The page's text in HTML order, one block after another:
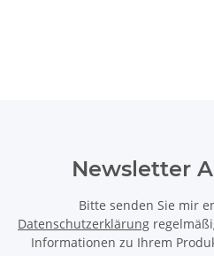
Newsletter
Bitte senden Sie mir
Datenschutzerklärung
Informationen zu Ihrem